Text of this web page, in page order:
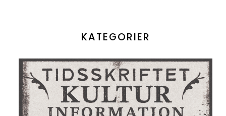
KATEGORIER